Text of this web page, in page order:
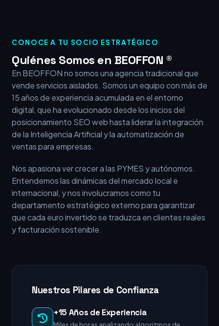
CONOCE A TU SOCIO ESTRATÉGICO
Quiénes Somos en BEOFFON ®
En BEOFFON no somos una agencia tradicional que
vende servicios aislados. Somos un equipo con más de
15 años de experiencia acumulada en el entorno
digital, que ha evolucionado desde los inicios del
posicionamiento SEO web hasta liderar la integración
de la Inteligencia Artificial y la automatización de
ventas para empresas.
Nos apasiona ver crecer a las PYMES y autónomos.
Entendemos las dinámicas del mercado local e
internacional, y nos involucramos como tu
departamento estratégico externo para garantizar
que cada euro invertido se traduzca en clientes reales
y facturación sostenible.
Nuestros Pilares de Confianza
+15 Años de Experiencia